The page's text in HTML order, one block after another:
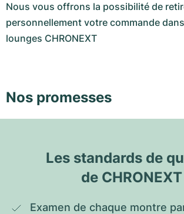
Nous vous offrons la possibilité de
personnellement votre commande dans
lounges CHRONEXT
Nos promesses
Les standards de
de CHRONEXT
Examen de chaque montre